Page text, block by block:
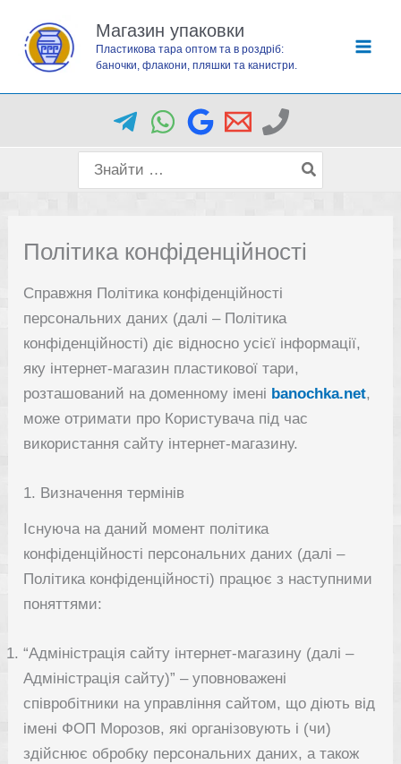
вмісту
Магазин упаковки
Пластикова тара оптом та в роздріб:
баночки, флакони, пляшки та канистри.
Пошук
для:
Політика конфіденційності
Справжня Політика конфіденційності
персональних даних (далі – Політика
конфіденційності) діє відносно усієї інформації,
яку інтернет-магазин пластикової тари,
розташований на доменному імені banochka.net,
може отримати про Користувача під час
використання сайту інтернет-магазину.
1. Визначення термінів
Існуюча на даний момент політика
конфіденційності персональних даних (далі –
Політика конфіденційності) працює з наступними
поняттями:
“Адміністрація сайту інтернет-магазину (далі –
Адміністрація сайту)” – уповноважені
співробітники на управління сайтом, що діють від
імені ФОП Морозов, які організовують і (чи)
здійснює обробку персональних даних, а також